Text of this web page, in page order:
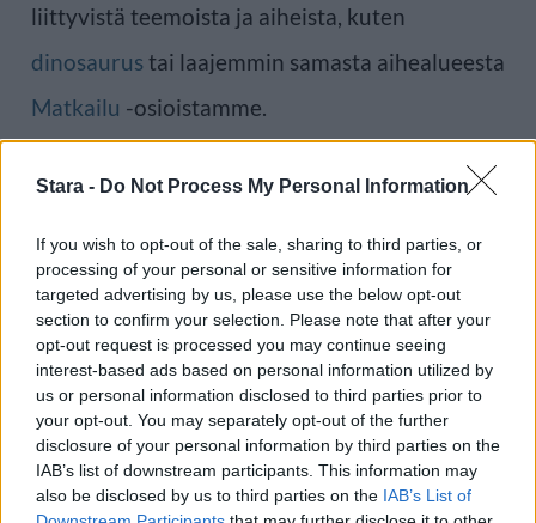
Stara - Do Not Process My Personal Information
If you wish to opt-out of the sale, sharing to third parties, or
processing of your personal or sensitive information for
targeted advertising by us, please use the below opt-out
section to confirm your selection. Please note that after your
opt-out request is processed you may continue seeing
interest-based ads based on personal information utilized by
us or personal information disclosed to third parties prior to
your opt-out. You may separately opt-out of the further
disclosure of your personal information by third parties on the
IAB’s list of downstream participants. This information may
also be disclosed by us to third parties on the IAB’s List of
liittyvistä teemoista ja aiheista, kuten
dinosaurus tai laajemmin samasta aihealueesta
Matkailu -osioistamme.
Ilmoita virheestä·Tietoa meistä·Toimitusperiaatteet